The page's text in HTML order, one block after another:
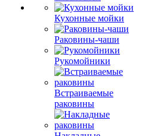
Кухонные мойки
Раковины-чаши
Рукомойники
Встраиваемые
раковины